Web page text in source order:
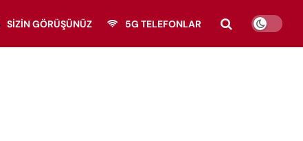
SIZIN GÖRÜŞÜNÜZ 5G TELEFONLAR